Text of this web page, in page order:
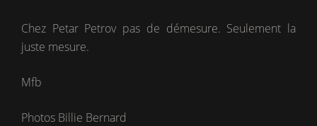
Chez Petar Petrov pas de démesure. Seulement la
juste mesure.
Mfb
Photos Billie Bernard